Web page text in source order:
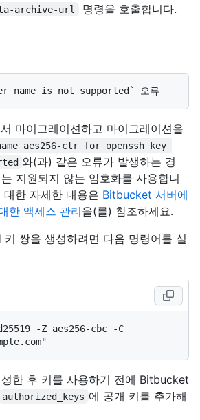
archive-url 명령을 호출합니다.
마이그레이션하고 마이그레이션을
aes256-ctr for openssh key
와(과) 같은 오류가 발생하는 경
지원되지 않는 암호화를 사용합니
한 자세한 내용은 Bitbucket 서버에
한 액세스 관리을(를) 참조하세요.
키 쌍을 생성하려면 다음 명령어를 실
-Z aes256-cbc -C
한 후 키를 사용하기 전에 Bitbucket
authorized_keys 에 공개 키를 추가해